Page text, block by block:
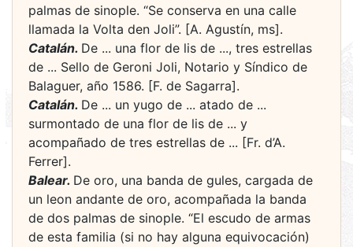
palmas de sinople. “Se conserva en una calle
llamada la Volta den Joli”. [A. Agustín, ms].
Catalán. De ... una flor de lis de ..., tres estrellas
de ... Sello de Geroni Joli, Notario y Síndico de
Balaguer, año 1586. [F. de Sagarra].
Catalán. De ... un yugo de ... atado de ...
surmontado de una flor de lis de ... y
acompañado de tres estrellas de ... [Fr. d’A.
Ferrer].
Balear. De oro, una banda de gules, cargada de
un leon andante de oro, acompañada la banda
de dos palmas de sinople. “El escudo de armas
de esta familia (si no hay alguna equivocación)